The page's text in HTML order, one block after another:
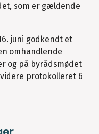
som er gældende
juni godkendt et
omhandlende
og på byrådsmødet
protokolleret 6